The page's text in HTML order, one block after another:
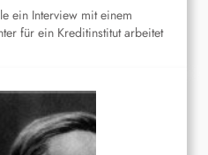
ein Interview mit einem
für ein Kreditinstitut arbeitet